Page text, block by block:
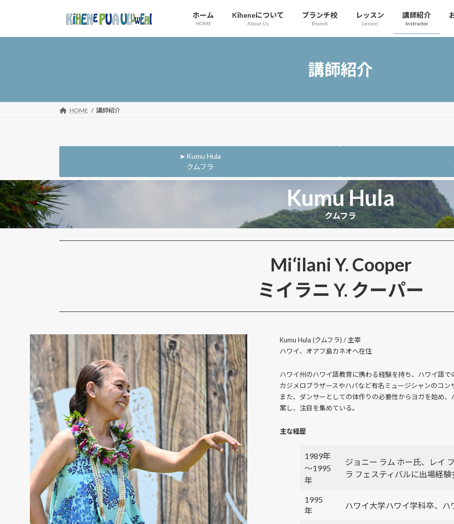
ッ
移
ホーム
HOME
Kīheneについて
About Us
ブランチ校
Branch
レッスン
Lesson
講師紹介
Instructor
講師紹介
HOME 講師紹介
►Kumu Hula
クムフラ
Kumu Hula
クムフラ
Mi‘ilani Y. Cooper
ミイラニ Y. クーパー
Kumu Hula (クムフラ) / 主宰
ハワイ、オアフ島カネオヘ在住
ハワイ州のハワイ語教育に携わる経験を持ち、ハワイ語で
カジメロブラザースやハパなど有名ミュージシャンのコン
また、ダンサーとしての体作りの必要性からヨガを始め
案し、注目を集めている。
主な経歴
1989年
～1995
年
ジョニー ラム ホー氏、レイ
ラ フェスティバルに出場経験
1995
年
ハワイ大学ハワイ学科卒、